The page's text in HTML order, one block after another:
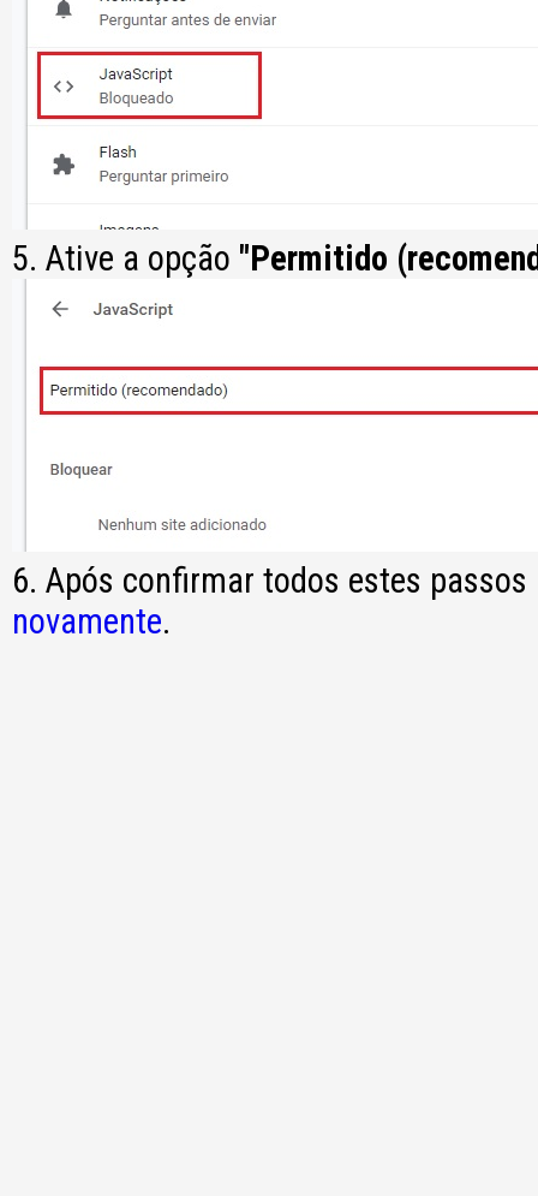
5. Ative a opção "Permitido
6. Após confirmar todos estes passos
novamente.